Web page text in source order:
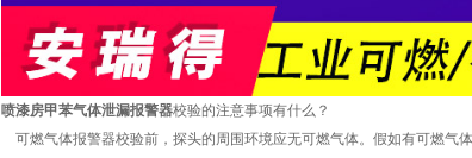
喷漆房甲苯气体泄漏报警器校验的注意事项有什么？
可燃气体报警器校验前，探头的周围环境应无可燃气体。假如有可燃气